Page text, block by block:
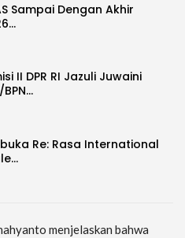
Sampai Dengan Akhir
II DPR RI Jazuli Juwaini
Re: Rasa International
menjelaskan bahwa